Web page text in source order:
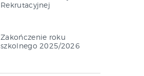
Rekrutacyjnej
Zakończenie roku
szkolnego 2025/2026